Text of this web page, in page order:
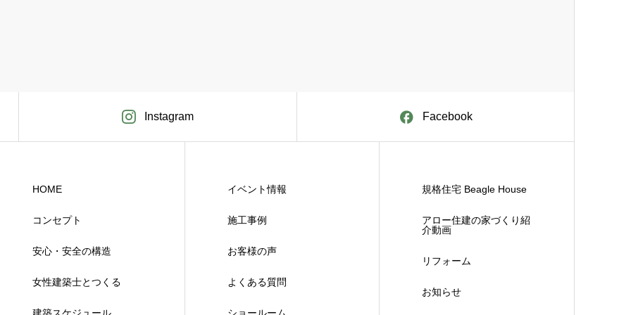
Instagram Facebook
HOME
コンセプト
安心・安全の構造
女性建築士とつくる
イベント情報
施工事例
お客様の声
よくある質問
規格住宅 Beagle House
アロー住建の家づくり紹
介動画
リフォーム
お知らせ